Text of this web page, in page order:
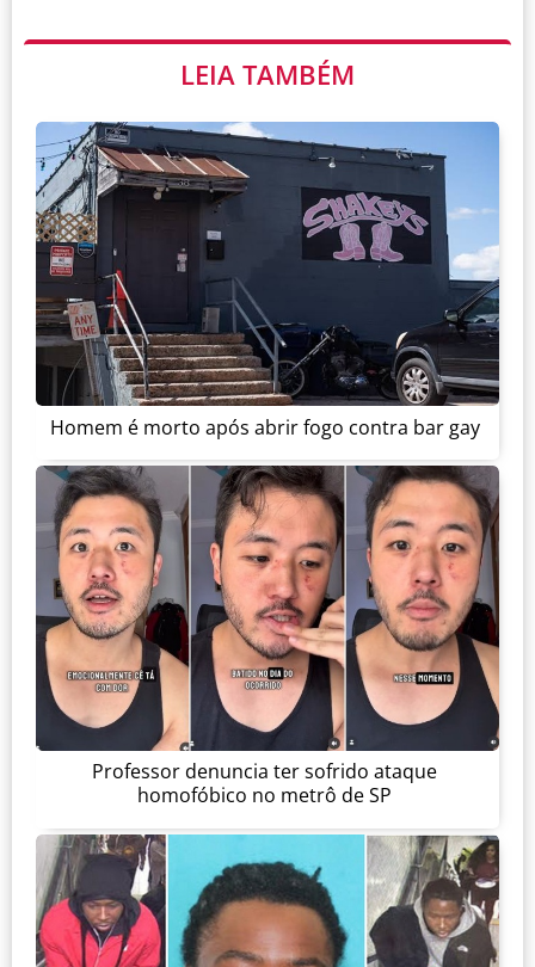
LEIA TAMBÉM
Homem é morto após abrir fogo contra bar gay
Professor denuncia ter sofrido ataque
homofóbico no metrô de SP